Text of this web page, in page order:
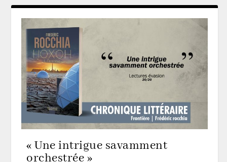
« Une intrigue savamment
orchestrée »